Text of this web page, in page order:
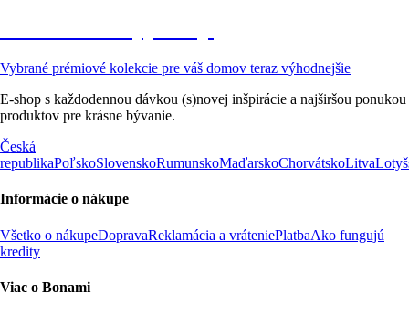
Vybrané prémiové kolekcie pre váš domov teraz výhodnejšie
E-shop s každodennou dávkou (s)novej inšpirácie a najširšou ponukou
produktov pre krásne bývanie.
Česká
republikaPoľskoSlovenskoRumunskoMaďarskoChorvátskoLitva
Informácie o nákupe
Všetko o nákupeDopravaReklamácia a vráteniePlatbaAko fungujú
kredity
Viac o Bonami